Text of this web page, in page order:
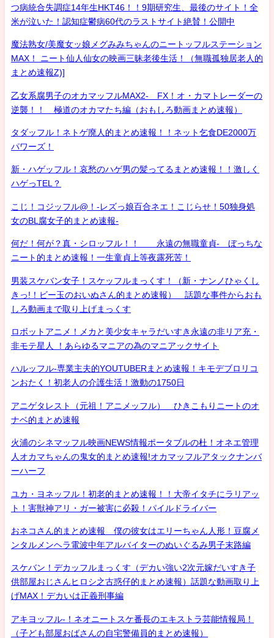
つ病統合失調症14年生HKT46！！9期研究生、最後のサイト！全
米が泣いた！認知症鬱病60代のラストサイト絶賛！公開中
魔法熟女/美魔女ッ娘メグみみちゃんのニートッフルステーション
MAX！ ニート仙人仙女の映画三昧老後生活！（無職孤独居老人的
まとめ速報Z)]
乙女系腐男子のオカマッフルMAX2- FX！オ・カマトレーダーの
逆襲！！ 極道のオカマたち編（おもしろ動画まとめ速報）
タダッフル！ネトゲ廃人的まとめ速報！！ネット乞食DE2000万
パワーズ！
新・ハゲッフル！哀愁のハゲ男の髪ってるまとめ速報！！激しく
ハゲっTEL？
こじ！コジッフル@！-レズっ娘百合ネエ！こじらせ！50独身処
女のBL腐女子的まとめ速報-
何だ！何が？真・シロッフル！！ 永遠の無職童貞- ぼっちな
ニート的まとめ速報！一生童貞上等夜露死苦！
男装スケバン女子！スケッフルまっくす！（新・ナンノひゃくし
きっ!！ビー玉のおいぬさん的まとめ速報） 話題な事件からおも
しろ動画まで取り上げまっくす
ロボットアニメ！メカと美少女キャラだいすき永遠の非リア充・
非モテ星人 ！あらゆるマニアの為のマニアックサイト
ハルッフル-専業主夫的YOUTUBERまとめ速報！キモデブロリコ
ンおたく！初老人の介護生活！激動の1750日
アニゲタレスト（元祖！アニメッフル） ひきこもりニートのオ
ナベ的まとめ速報
火浦のシネマッフル映画NEWS情報ポータブルの杜！オネエ管理
人オカマちゃんの鬼女的まとめ速報!オカマッフルアタックナンバ
ーハーフ
ユカ・ヨネッフル！初老的まとめ速報！！大帝イタチにラリアッ
ト！害獣神アリ・ガー被害に必殺！パイルドライバー
おネコさん的まとめ速報 僕の彼女はエリーちゃん人形！豆腐メ
ンタルメンヘラ電波中年アルバイターのぬいぐるみ男子末路編
スケバン！デカッフルまっくす（デカい強い2次元嫁だいすき子
供部屋おじさんヒロシ之古惑仔的まとめ速報）話題な動画取り上
げMAX！デカいは正義刑事編
アキヨッフル-！ネオニートスケ番長のエキストラ芸能情報局！
（子ども部屋おばさんの自宅警備員的まとめ速報）